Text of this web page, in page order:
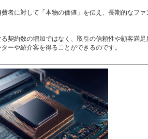
者に対して「本物の価値」を伝え、長期的なファ
契約数の増加ではなく、取引の信頼性や顧客満足
ーや紹介客を得ることができるのです。